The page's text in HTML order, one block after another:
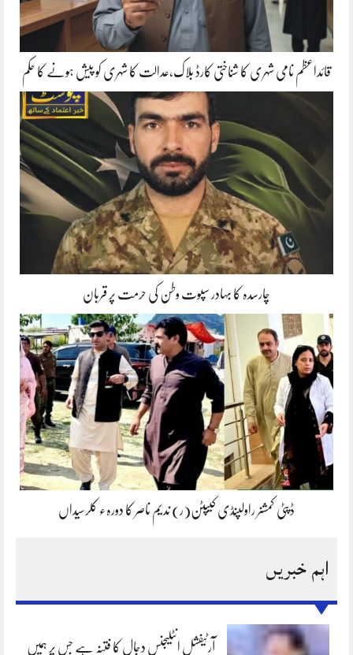
قائداعظم نامی شہری کا شناختی کارڈ بلاک،عدالت کا شہری کو پیش ہونے کا حکم
چارسدہ کا بہادر سپوت وطن کی حرمت پر قربان
ڈپٹی کمشنر راولپنڈی کیپٹن(ر) ندیم ناصر کا دورہء کلرسیداں
اہم خبریں
آرٹیفشل انٹلیجنس دجال کا فتنہ ہے جس پر ہمیں